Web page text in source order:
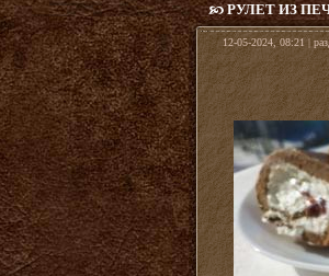
РУЛЕТ ИЗ
12-05-2024, 08:21 |